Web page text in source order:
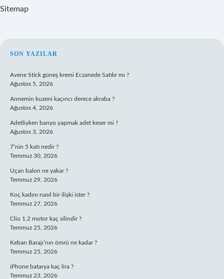
Sitemap
SIDEBAR
SON YAZILAR
Avene Stick güneş kremi Eczanede Satılır mı ?
Ağustos 5, 2026
Annemin kuzeni kaçıncı derece akraba ?
Ağustos 4, 2026
Adetliyken banyo yapmak adet keser mi ?
Ağustos 3, 2026
7’nin 5 katı nedir ?
Temmuz 30, 2026
Uçan balon ne yakar ?
Temmuz 29, 2026
Koç kadını nasıl bir ilişki ister ?
Temmuz 27, 2026
Clio 1.2 motor kaç silindir ?
Temmuz 25, 2026
Keban Barajı’nın ömrü ne kadar ?
Temmuz 25, 2026
iPhone batarya kaç lira ?
Temmuz 23, 2026